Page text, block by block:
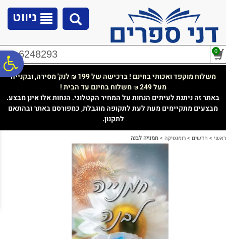
נגישות
ניווט
02-6248293 0
משלוח מוקפד ואכותי בחינם ! ברכישה של 199 ₪ לנק' מסירה, ובקנייה
מעל 249
₪משלוח בחינם עד הבית !
באתר זה ניתנת לעיתים הנחות על המחיר הקטלוגי. הנחות אלו אינן מבצע.
מבצעים מתקיימים מעת לעת לתקופה מוגבלת, כמפורסם באתר ובהתאם
לתקנון.
ראשי > חדשים >רומנטיקה >חמנייה לבנה